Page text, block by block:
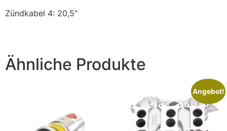
Zündkabel 4: 20,5″
Ähnliche Produkte
Angebot!